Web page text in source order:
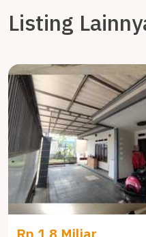
Listing